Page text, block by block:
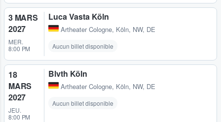
3 MARS
2027
MER.
8:00 PM
Luca Vasta Köln
Artheater Cologne, Köln, NW, DE
Aucun billet disponible
18
MARS
2027
JEU.
8:00 PM
Blvth Köln
Artheater Cologne, Köln, NW, DE
Aucun billet disponible